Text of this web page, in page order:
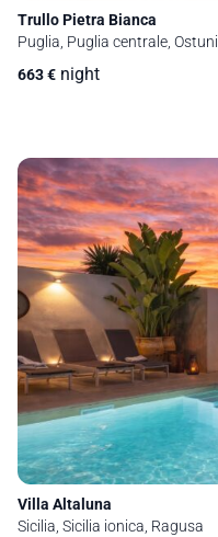
Trullo Pietra Bianca
Puglia, Puglia centrale, Ostuni
663€ night
Villa Altaluna
Sicilia, Sicilia ionica, Ragusa